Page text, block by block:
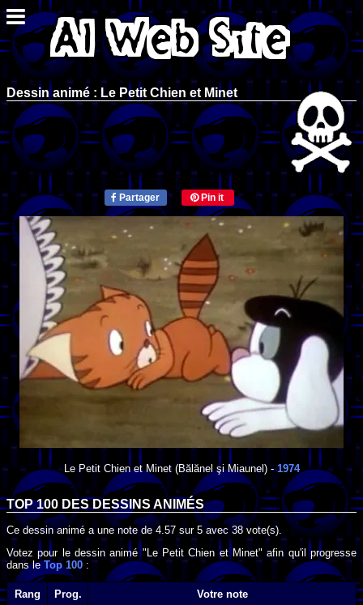
Dessin animé : Le Petit Chien et Minet
Partager Pin it
Le Petit Chien et Minet(Bălănel şi Miaunel) -1974
TOP 100 DESDESSINS ANIMÉS
Ce dessin animé a une note de4.57 sur 5avec38vote(s).
Votez pour le dessin animé "Le Petit Chien et Minet" afin qu'il progresse
dans leTop 100 :
Rang Prog. Votre note